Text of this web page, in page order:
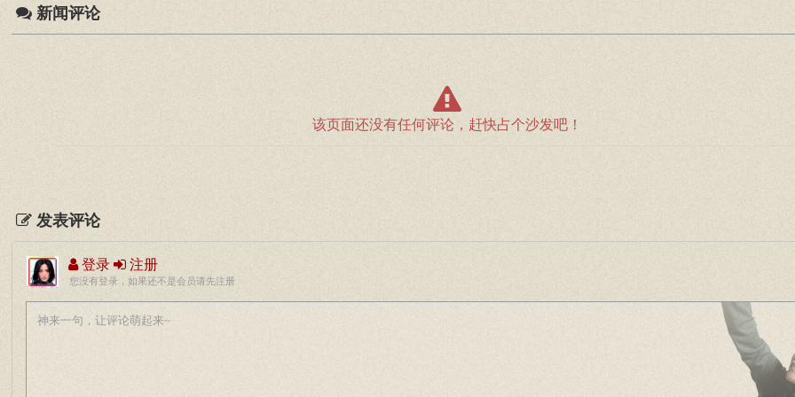
新闻评论
该页面还没有任何评论，赶快占个沙发吧！
发表评论
登录 注册
您没有登录，如果还不是会员请先注册